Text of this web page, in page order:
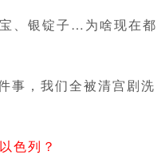
、银锭子…为啥现在都
事，我们全被清宫剧洗
色列？